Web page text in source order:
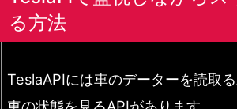
る方法
TeslaAPIには車のデーターを読取